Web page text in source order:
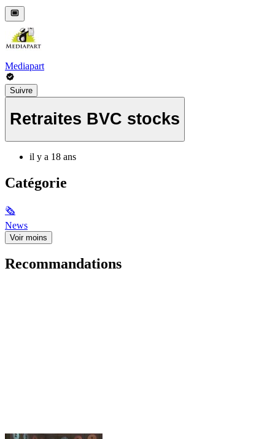
Mediapart
Suivre
Retraites BVC stocks
il y a 18 ans
Catégorie
🗞
News
Voir moins
Recommandations